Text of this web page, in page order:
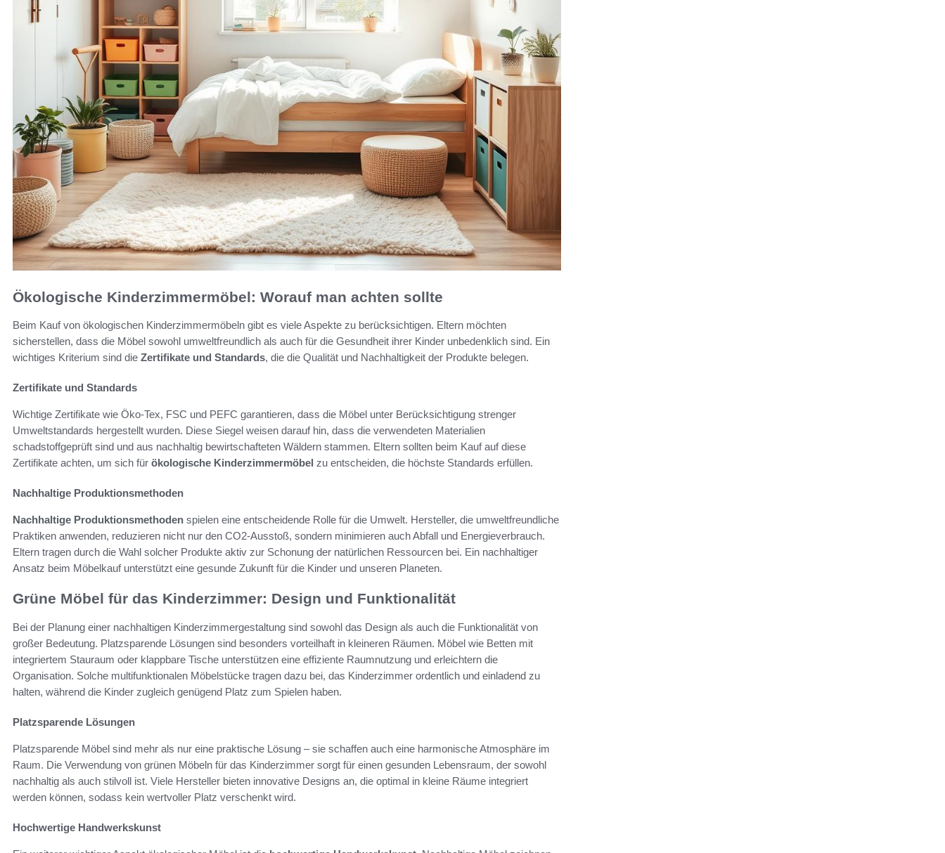
Ökologische Kinderzimmermöbel: Worauf man achten sollte
Beim Kauf von ökologischen Kinderzimmermöbeln gibt es viele Aspekte zu berücksichtigen. Eltern möchten
sicherstellen, dass die Möbel sowohl umweltfreundlich als auch für die Gesundheit ihrer Kinder unbedenklich sind. Ein
wichtiges Kriterium sind die Zertifikate und Standards, die die Qualität und Nachhaltigkeit der Produkte belegen.
Zertifikate und Standards
Wichtige Zertifikate wie Öko-Tex, FSC und PEFC garantieren, dass die Möbel unter Berücksichtigung strenger
Umweltstandards hergestellt wurden. Diese Siegel weisen darauf hin, dass die verwendeten Materialien
schadstoffgeprüft sind und aus nachhaltig bewirtschafteten Wäldern stammen. Eltern sollten beim Kauf auf diese
Zertifikate achten, um sich für ökologische Kinderzimmermöbel zu entscheiden, die höchste Standards erfüllen.
Nachhaltige Produktionsmethoden
Nachhaltige Produktionsmethoden spielen eine entscheidende Rolle für die Umwelt. Hersteller, die umweltfreundliche
Praktiken anwenden, reduzieren nicht nur den CO2-Ausstoß, sondern minimieren auch Abfall und Energieverbrauch.
Eltern tragen durch die Wahl solcher Produkte aktiv zur Schonung der natürlichen Ressourcen bei. Ein nachhaltiger
Ansatz beim Möbelkauf unterstützt eine gesunde Zukunft für die Kinder und unseren Planeten.
Grüne Möbel für das Kinderzimmer: Design und Funktionalität
Bei der Planung einer nachhaltigen Kinderzimmergestaltung sind sowohl das Design als auch die Funktionalität von
großer Bedeutung. Platzsparende Lösungen sind besonders vorteilhaft in kleineren Räumen. Möbel wie Betten mit
integriertem Stauraum oder klappbare Tische unterstützen eine effiziente Raumnutzung und erleichtern die
Organisation. Solche multifunktionalen Möbelstücke tragen dazu bei, das Kinderzimmer ordentlich und einladend zu
halten, während die Kinder zugleich genügend Platz zum Spielen haben.
Platzsparende Lösungen
Platzsparende Möbel sind mehr als nur eine praktische Lösung – sie schaffen auch eine harmonische Atmosphäre im
Raum. Die Verwendung von grünen Möbeln für das Kinderzimmer sorgt für einen gesunden Lebensraum, der sowohl
nachhaltig als auch stilvoll ist. Viele Hersteller bieten innovative Designs an, die optimal in kleine Räume integriert
werden können, sodass kein wertvoller Platz verschenkt wird.
Hochwertige Handwerkskunst